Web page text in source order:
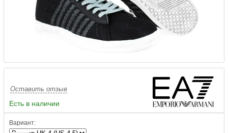
Оставить отзыв
Есть в наличии
Вариант: